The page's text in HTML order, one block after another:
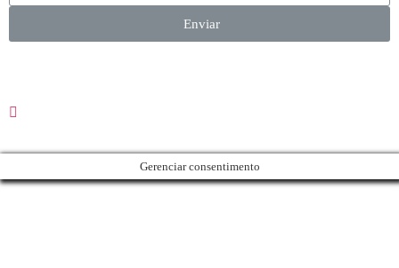
Enviar
Gerenciar consentimento